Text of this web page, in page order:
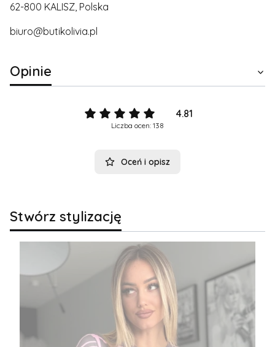
62-800 KALISZ, Polska
biuro@butikolivia.pl
Opinie
4.81
Liczba ocen: 138
Oceń i opisz
Stwórz stylizację